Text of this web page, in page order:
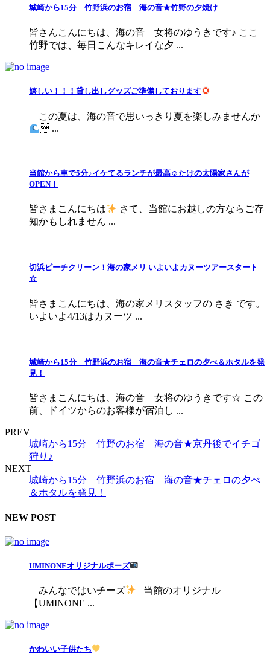
城崎から15分 竹野浜のお宿 海の音★竹野の夕焼け
皆さんこんにちは、海の音 女将のゆうきです♪ ここ
竹野では、毎日こんなキレイな夕 ...
嬉しい！！！貸し出しグッズご準備しております
この夏は、海の音で思いっきり夏を楽しみませんか
 ...
当館から車で5分♪イケてるランチが最高☺たけの太陽家さんが
OPEN！
皆さまこんにちは
さて、当館にお越しの方ならご存
知かもしれません ...
切浜ビーチクリーン！海の家メリ いよいよカヌーツアースタート
☆
皆さまこんにちは、海の家メリスタッフの さき です。
いよいよ4/13はカヌーツ ...
城崎から15分 竹野浜のお宿 海の音★チェロの夕べ＆ホタルを発
見！
皆さまこんにちは、海の音 女将のゆうきです☆ この
前、ドイツからのお客様が宿泊し ...
PREV
城崎から15分 竹野のお宿 海の音★京丹後でイチゴ
狩り♪
NEXT
城崎から15分 竹野浜のお宿 海の音★チェロの夕べ
＆ホタルを発見！
NEW POST
UMINONEオリジナルポーズ
みんなではいチーズ
当館のオリジナル
【UMINONE ...
かわいい子供たち